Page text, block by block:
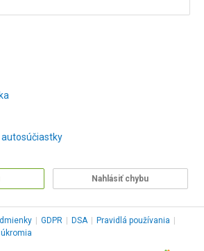
autosúčiastky
Nahlásiť chybu
GDPR DSA Pravidlá používania